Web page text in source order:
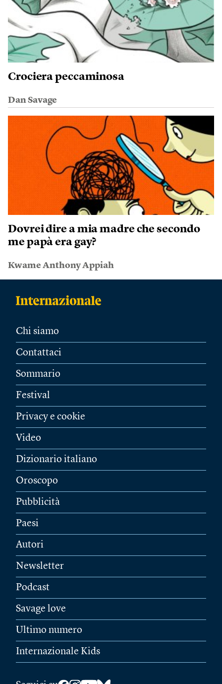
Crociera peccaminosa
Dan Savage
Dovrei dire a mia madre che secondo
me papà era gay?
Kwame Anthony Appiah
Chi siamo
Contattaci
Sommario
Festival
Privacy e cookie
Video
Dizionario italiano
Oroscopo
Pubblicità
Paesi
Autori
Newsletter
Podcast
Savage love
Ultimo numero
Internazionale Kids